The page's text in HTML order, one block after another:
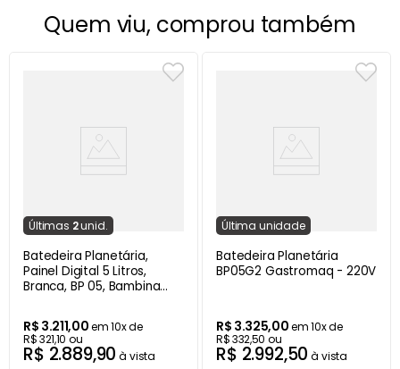
Quem viu, comprou também
Últimas 2unid.
Batedeira Planetária,
Painel Digital 5 Litros,
Branca, BP 05, Bambina
R$ 3.211,00em10x de
R$321,10 ou
R$ 2.889,90 à vista
Última unidade
Batedeira Planetária
BP05G2 Gastromaq - 220V
R$ 3.325,00em10x de
R$332,50 ou
R$ 2.992,50 à vista